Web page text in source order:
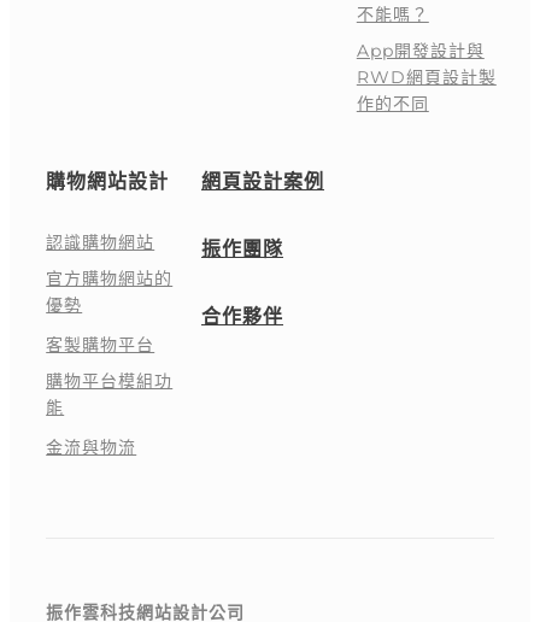
不能嗎？
App開發設計與
RWD網頁設計製
作的不同
購物網站設計
認識購物網站
官方購物網站的
優勢
客製購物平台
購物平台模組功
能
金流與物流
網頁設計案例
振作團隊
合作夥伴
振作雲科技網站設計公司